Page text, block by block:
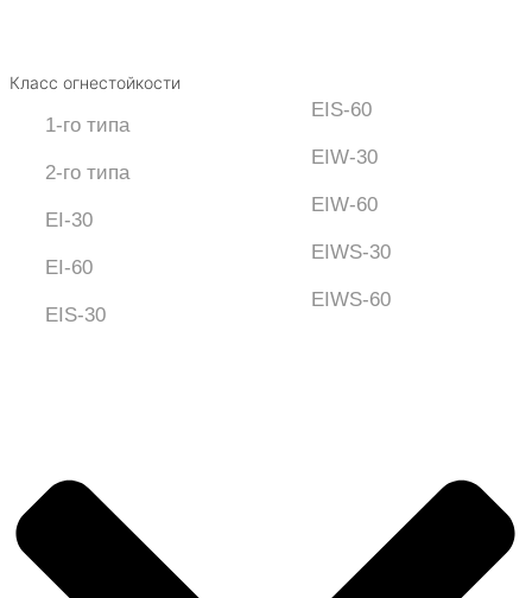
Класс огнестойкости
1-го типа
2-го типа
EI-30
EI-60
EIS-30
EIS-60
EIW-30
EIW-60
EIWS-30
EIWS-60